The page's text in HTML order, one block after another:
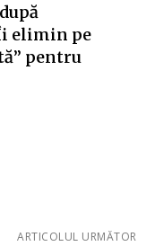
elimin pe
pentru
ARTICOLUL URMĂTOR